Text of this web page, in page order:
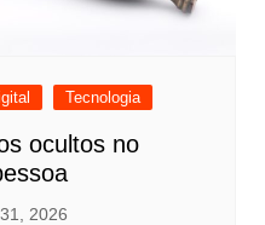
Tecnologia
ocultos no
2026